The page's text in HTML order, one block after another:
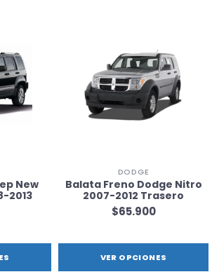
New
2013
DODGE
Balata Freno Dodge Nitro
2007-2012 Trasero
$65.900
VER OPCIONES